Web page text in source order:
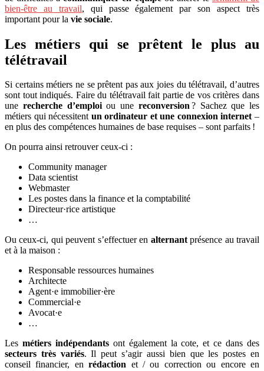
bien-être au travail, qui passe également par son aspect très
important pour la vie sociale.
Les métiers qui se prêtent le plus au
télétravail
Si certains métiers ne se prêtent pas aux joies du télétravail, d’autres
sont tout indiqués. Faire du télétravail fait partie de vos critères dans
une recherche d’emploiou une reconversion? Sachez que les
métiers qui nécessitentun ordinateur et une connexion internet–
en plus des compétences humaines de base requises – sont parfaits !
On pourra ainsi retrouver ceux-ci :
Community manager
Data scientist
Webmaster
Les postes dans la finance et la comptabilité
Directeur·rice artistique
…
Ou ceux-ci, qui peuvent s’effectuer en alternantprésence au travail
et à la maison :
Responsable ressources humaines
Architecte
Agent·e immobilier·ère
Commercial·e
Avocat·e
…
Les métiers indépendantsont également la cote, et ce dans des
secteurs très variés. Il peut s’agir aussi bien que les postes en
conseil financier, enrédaction et / ou correction ou encore en